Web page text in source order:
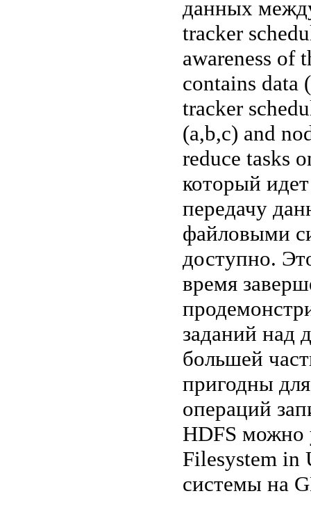
данных
tracker
awareness of
contains data
tracker
(a,b,c) and
reduce tasks
который
передачу
файловыми
доступно.
время
заданий над
большей
пригодны
операций
HDFS можно
Filesystem in
системы на